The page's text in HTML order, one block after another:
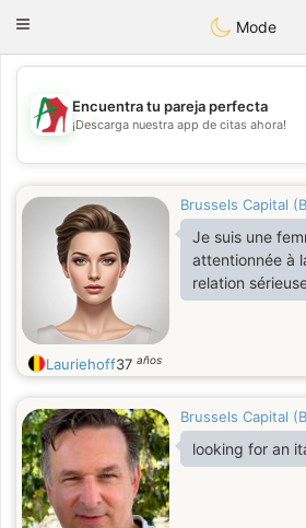
Amami
Toggle
Mode
💖
💕
Encuentra tu pareja perfecta
¡Descarga nuestra app de citas ahora!
Brussels Capital
Je suis une
attentionnée à
relation
Lauriehoff37 años
Brussels Capital
looking for an